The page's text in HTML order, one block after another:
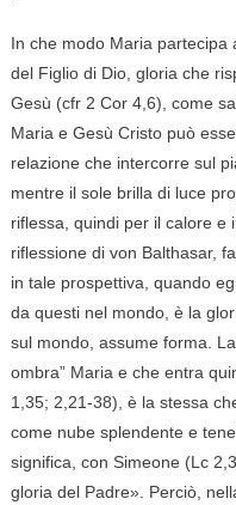
In che modo Maria partecipa
del Figlio di Dio, gloria che
Gesù (cfr 2 Cor 4,6), come
Maria e Gesù Cristo può
relazione che intercorre sul
mentre il sole brilla di luce
riflessa, quindi per il calore e
riflessione di von Balthasar,
in tale prospettiva, quando
da questi nel mondo, è la
sul mondo, assume forma.
ombra” Maria e che entra
1,35; 2,21-38), è la stessa
come nube splendente e
significa, con Simeone (Lc
gloria del Padre». Perciò,